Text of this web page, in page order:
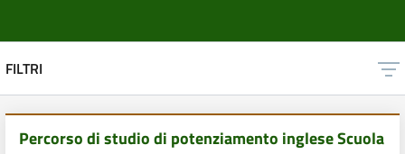
FILTRI
Percorso di studio di potenziamento inglese Scuola